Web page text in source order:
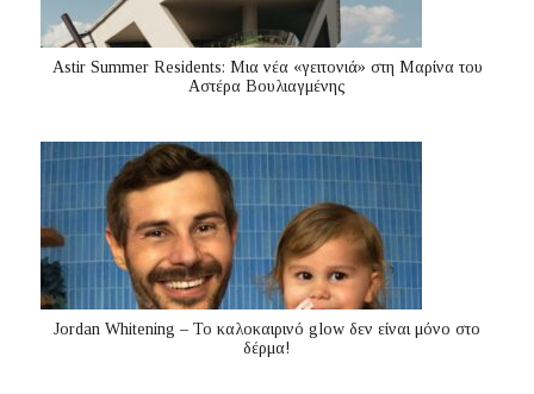
Astir Summer Residents: Μια νέα «γειτονιά» στη Μαρίνα του
Αστέρα Βουλιαγμένης
Jordan Whitening – Το καλοκαιρινό glow δεν είναι μόνο στο
δέρμα!